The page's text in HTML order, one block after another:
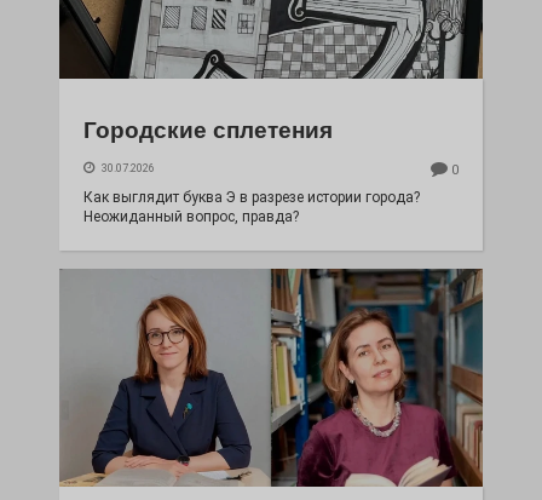
Городские сплетения
30.07.2026 0
Как выглядит буква Э в разрезе истории города?
Неожиданный вопрос, правда?